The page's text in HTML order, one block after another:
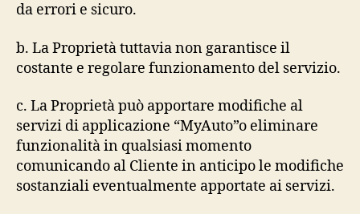
da errori e sicuro.
b. La Proprietà tuttavia non garantisce il
costante e regolare funzionamento del servizio.
c. La Proprietà può apportare modifiche al
servizi di applicazione “MyAuto”o eliminare
funzionalità in qualsiasi momento
comunicando al Cliente in anticipo le modifiche
sostanziali eventualmente apportate ai servizi.